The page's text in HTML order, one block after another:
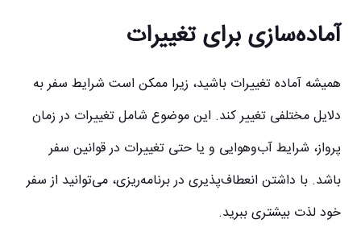
آماده‌سازی برای تغییرات
همیشه آماده تغییرات باشید، زیرا ممکن است شرایط سفر به
دلایل مختلفی تغییر کند. این موضوع شامل تغییرات در زمان
پرواز، شرایط آب‌وهوایی و یا حتی تغییرات در قوانین سفر
باشد. با داشتن انعطاف‌پذیری در برنامه‌ریزی، می‌توانید از سفر
خود لذت بیشتری ببرید.